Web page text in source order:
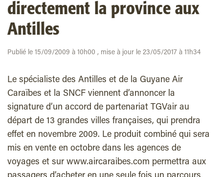
directement la province aux
Antilles
Publié le 15/09/2009 à 10h00 , mise à jour le 23/05/2017 à 11h34
Le spécialiste des Antilles et de la Guyane Air
Caraïbes et la SNCF viennent d’annoncer la
signature d’un accord de partenariat TGVair au
départ de 13 grandes villes françaises, qui prendra
effet en novembre 2009. Le produit combiné qui sera
mis en vente en octobre dans les agences de
voyages et sur www.aircaraibes.com permettra aux